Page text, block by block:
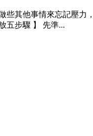
其他事情來忘記壓力
五步驟 】 先準...